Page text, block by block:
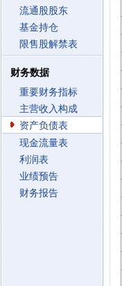
流通股股东
基金持仓
限售股解禁表
财务数据
重要财务指标
主营收入构成
资产负债表
现金流量表
利润表
业绩预告
财务报告